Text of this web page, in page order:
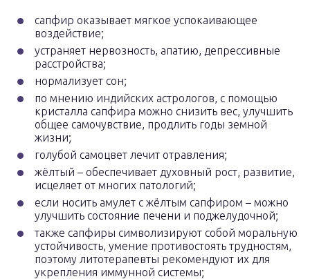
сапфир оказывает мягкое успокаивающее
воздействие;
устраняет нервозность, апатию, депрессивные
расстройства;
нормализует сон;
по мнению индийских астрологов, с помощью
кристалла сапфира можно снизить вес, улучшить
общее самочувствие, продлить годы земной
жизни;
голубой самоцвет лечит отравления;
жёлтый – обеспечивает духовный рост, развитие,
исцеляет от многих патологий;
если носить амулет с жёлтым сапфиром – можно
улучшить состояние печени и поджелудочной;
также сапфиры символизируют собой моральную
устойчивость, умение противостоять трудностям,
поэтому литотерапевты рекомендуют их для
укрепления иммунной системы;